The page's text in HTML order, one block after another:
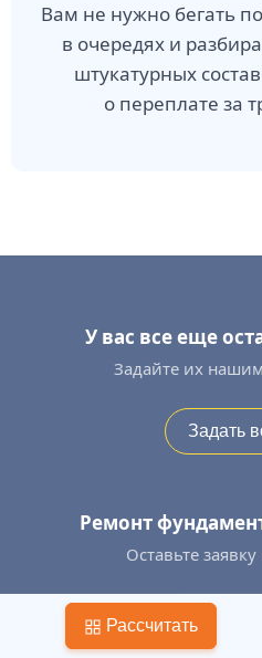
Вам не нужно бегать
в очередях и
штукатурных
о переплате за
У вас все еще
Задайте их
Задать
Ремонт
Оставьте
Оставить
Рассчитать